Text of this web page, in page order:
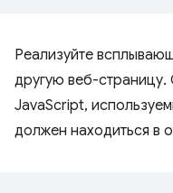
Реализуйте
другую веб-
JavaScript,
должен находиться в